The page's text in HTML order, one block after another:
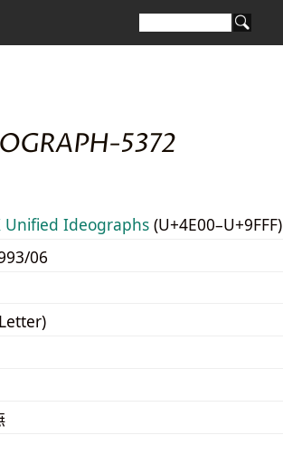
5372
Unified Ideographs (U+4E00–U+9FFF)
06